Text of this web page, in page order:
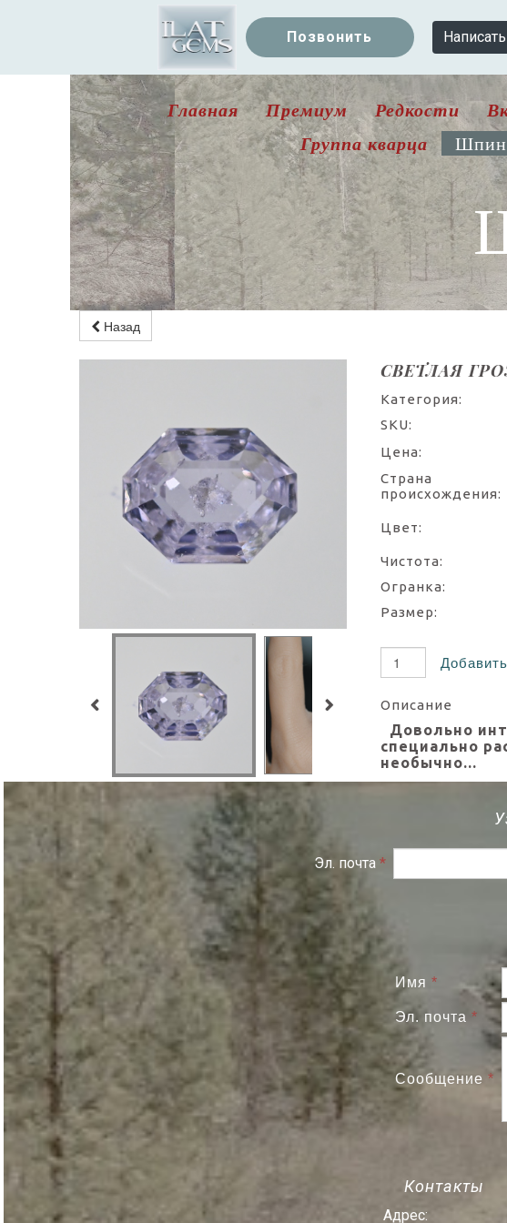
Позвонить
Главная Премиум Редкости
Группа кварца
Назад
СВЕТЛАЯ
Категория:
SKU:
Цена:
Страна
происхождения:
Цвет:
Чистота:
Огранка:
Размер:
Описание
Довольно
специально
необычно...
Эл. почта*
Имя *
Эл. почта *
Сообщение *
Контакты
Адрес: